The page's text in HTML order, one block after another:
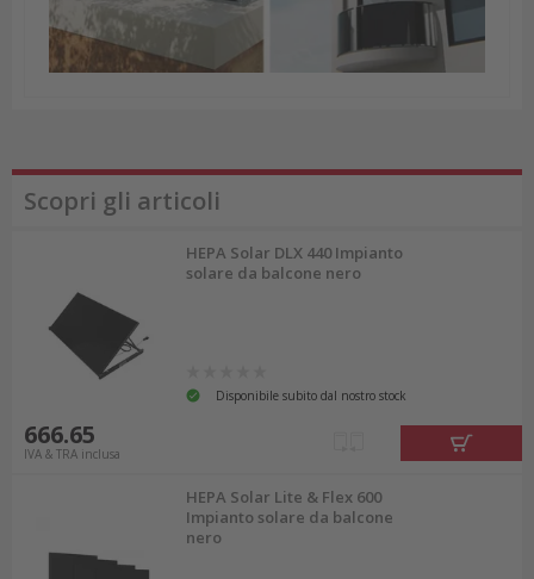
Scopri gli articoli
HEPA Solar DLX 440 Impianto
solare da balcone nero
Disponibile subito dal nostro stock
666.65
IVA & TRA inclusa
HEPA Solar Lite & Flex 600
Impianto solare da balcone
nero